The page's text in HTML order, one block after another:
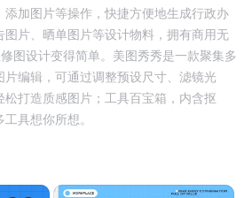
添加图片等操作，快捷方便地生成行政办
片、晒单图片等设计物料，拥有商用无
图设计变得简单。美图秀秀是一款聚集多
编辑，可通过调整预设尺寸、滤镜光
打造质感图片；工具百宝箱，内含抠
具想你所想。